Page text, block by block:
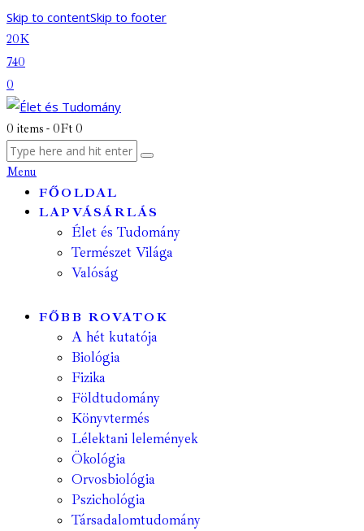
Skip to contentSkip to footer
20K
740
0
0 items - 0Ft 0
Menu
FŐOLDAL
LAPVÁSÁRLÁS
Élet és Tudomány
Természet Világa
Valóság
FŐBB ROVATOK
A hét kutatója
Biológia
Fizika
Földtudomány
Könyvtermés
Lélektani lelemények
Ökológia
Orvosbiológia
Pszichológia
Társadalomtudomány